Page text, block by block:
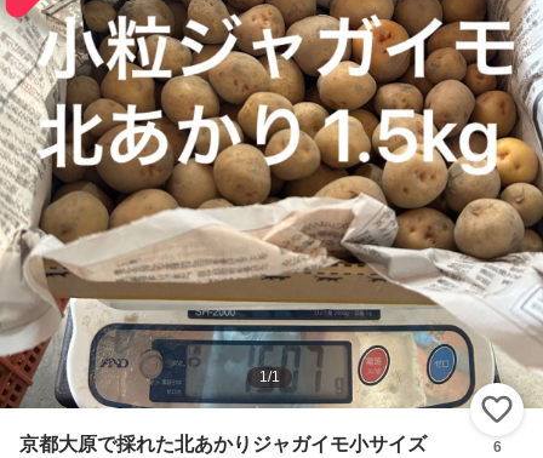
1/1
京都大原で採れた北あかりジャガイモ小サイズ
6